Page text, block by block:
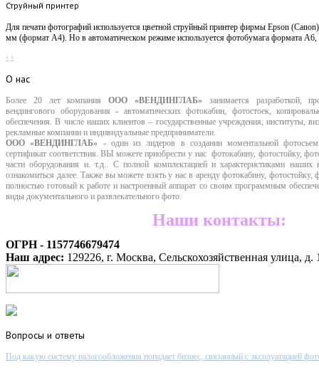
Струйный принтер
Для печати фотографий используется цветной струйный принтер фирмы Epson
мм (формат А4). Но в автоматическом режиме используется фотобумага формата
‹ ›
О нас
Более 20 лет компанияООО «ВЕНДИНГЛАБ» занимается разработкой,
вендингового оборудования - автоматических фотокабин, фотостоек,
обеспечения. В числе наших клиентов – государственные учреждения,
рекламные компании и индивидуальные предприниматели.
ООО «ВЕНДИНГЛАБ» - один из лидеров в создании моментальной
сертификат соответствия. ВЫ можете приобрести у нас фотокабину, фотостойку,
части оборудования и. т.д.. С полной комплектацией и характеристиками наших
ознакомиться далее. Также вы можете взять у нас в аренду фотокабину, фотостойку,
полностью готовый к работе и настроенный аппарат со своим программным
виды документального и развлекательного фото.
Наши контакты:
ОГРН - 1157746679474
Наш адрес: 129226, г. Москва, Сельскохозяйственная улица,
Вопросы и ответы
Под какую систему налогообложения попадает бизнес, связанный с эксплуатацией